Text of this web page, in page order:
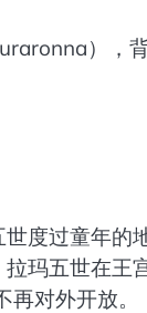
），
度过童年
玛五世在
对外开放。